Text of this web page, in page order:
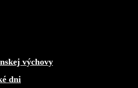
výchovy
dni